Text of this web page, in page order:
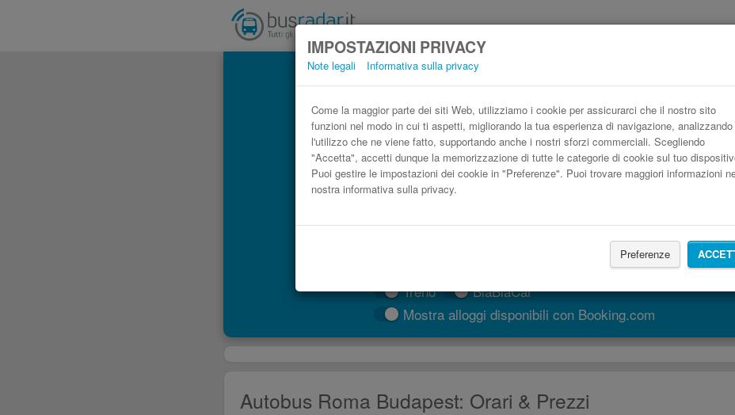
IMPOSTAZIONI PRIVACY
Note legali Informativa sulla privacy
Come la maggior parte dei siti Web, utilizziamo i cookie per assicurarci che il nostro sito
funzioni nel modo in cui ti aspetti, migliorando la tua esperienza di navigazione, analizzando
l'utilizzo che ne viene fatto, supportando anche i nostri sforzi commerciali. Scegliendo
"Accetta", accetti dunque la memorizzazione di tutte le categorie di cookie sul tuo
Puoi gestire le impostazioni dei cookie in "Preferenze". Puoi trovare maggiori informazioni
nostra informativa sulla privacy.
Preferenze
Autobus Budapest Roma low cost
Treno
BlaBlaCar
Mostra alloggi disponibili con Booking.com
Autobus Roma Budapest: Orari & Prezzi